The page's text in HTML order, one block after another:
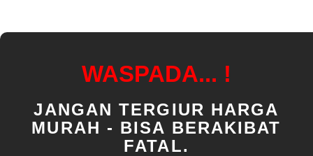
WASPADA... !
JANGAN TERGIUR HARGA
MURAH - BISA BERAKIBAT
FATAL.